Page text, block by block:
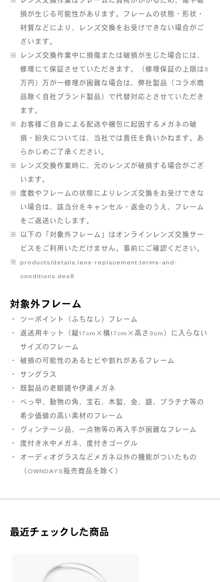
ご注文の流れ
レンズを選択し
カートに入れて注文
送付用キットが
ご自宅に到着
ポストへ投函
メガネがご自宅に到着
梱包用ボックス
緩衝材
梱包用ボックスの組み立て方
損が生じる可能性があります。フレームの状態・形状・
材質などにより、レンズ交換をお受けできない場合がご
ざいます。
レンズ交換作業中に損傷または破損が生じた場合には、
修理にて保証させていただきます。（修理保証の上限は5
万円）万が一修理が困難な場合は、弊社製品（コラボ商
品除く自社ブランド製品）で代替対応とさせていただき
ます。
お客様ご自身による配送や梱包に起因するメガネの破
損・紛失については、当社では責任を負いかねます。あ
らかじめご了承ください。
レンズ交換作業時に、元のレンズが破損する場合がござ
います。
度数やフレームの状態によりレンズ交換をお受けできな
い場合は、該当分をキャンセル・返金のうえ、フレーム
をご返送いたします。
以下の「対象外フレーム」はオンラインレンズ交換サー
ビスをご利用いただけません。事前にご確認ください。
products/details.lens-replacement.terms-and-
conditions.des8
対象外フレーム
ツーポイント（ふちなし）フレーム
返送用キット（縦17cm×横17cm×高さ3cm）に入らない
サイズのフレーム
破損の可能性のあるヒビや割れがあるフレーム
サングラス
既製品の老眼鏡や伊達メガネ
べっ甲、動物の角、宝石、木製、金、銀、プラチナ等の
希少価値の高い素材のフレーム
ヴィンテージ品、一点物等の再入手が困難なフレーム
度付き水中メガネ、度付きゴーグル
オーディオグラスなどメガネ以外の機能がついたもの
（OWNDAYS販売商品を除く）
最近チェックした商品